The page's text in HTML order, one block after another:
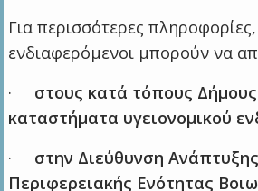
Για περισσότερες πληροφορίες,
ενδιαφερόμενοι μπορούν να
· στους κατά τόπους
καταστήματα υγειονομικού
· στην Διεύθυνση
Περιφερειακής Ενότητας